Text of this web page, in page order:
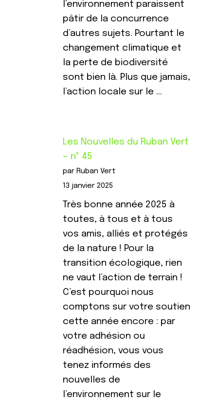
l’environnement paraissent
pâtir de la concurrence
d’autres sujets. Pourtant le
changement climatique et
la perte de biodiversité
sont bien là. Plus que jamais,
l’action locale sur le …
Les Nouvelles du Ruban Vert
– n° 45
par Ruban Vert
13 janvier 2025
Très bonne année 2025 à
toutes, à tous et à tous
vos amis, alliés et protégés
de la nature ! Pour la
transition écologique, rien
ne vaut l’action de terrain !
C’est pourquoi nous
comptons sur votre soutien
cette année encore : par
votre adhésion ou
réadhésion, vous vous
tenez informés des
nouvelles de
l’environnement sur le